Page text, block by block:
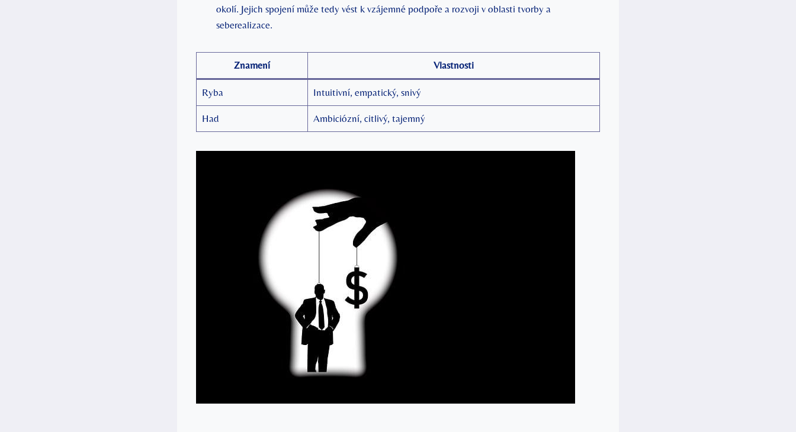
okolí. Jejich spojení může tedy vést k vzájemné podpoře a rozvoji v oblasti tvorby a
seberealizace.
Znamení Vlastnosti
Ryba Intuitivní, empatický, snivý
Had Ambiciózní, citlivý, tajemný